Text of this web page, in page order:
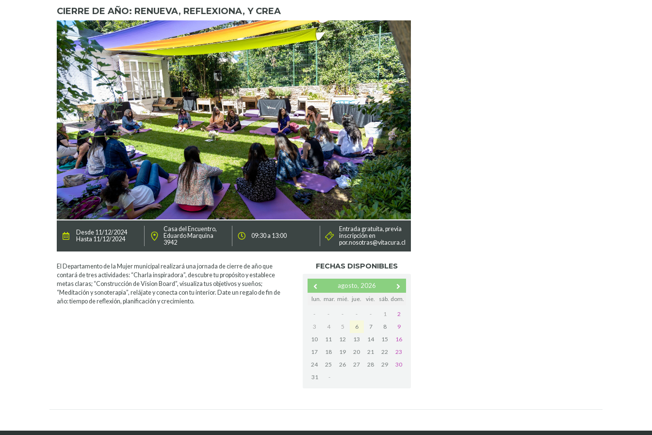
CIERRE DE AÑO: RENUEVA, REFLEXIONA, Y CREA
Desde 11/12/2024
Hasta 11/12/2024
Casa del Encuentro,
Eduardo Marquina
3942
09:30 a 13:00
Entrada gratuita, previa
inscripción en
por.nosotras@vitacura.cl
El Departamento de la Mujer municipal realizará una jornada de cierre de año que
contará de tres actividades: “Charla inspiradora”, descubre tu propósito y establece
metas claras; “Construcción de Vision Board”, visualiza tus objetivos y sueños;
“Meditación y sonoterapia”, relájate y conecta con tu interior. Date un regalo de fin de
año: tiempo de reflexión, planificación y crecimiento.
FECHAS DISPONIBLES
agosto, 2026
lun. mar. mié. jue. vie. sáb. dom.
- - - - - 1
2
3
4 5 6 7 8
9
10
11 12 13 14 15
16
17
18 19 20 21 22
23
24
25 26 27 28 29
30
31
-